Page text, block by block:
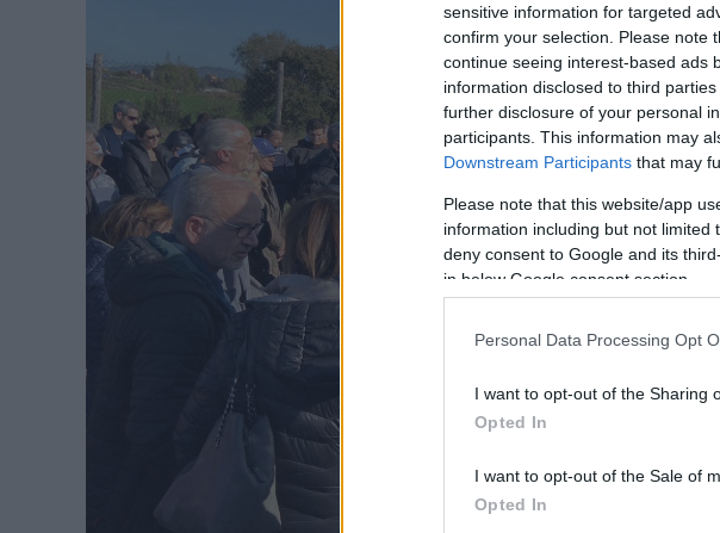
sensitive information for targeted
confirm your selection. Please note
continue seeing interest-based ads
information disclosed to third
further disclosure of your personal
participants. This information may
Downstream Participants that may
Please note that this website/app
information including but not limited
deny consent to Google and its
in below Google consent section.
Personal Data Processing Opt
I want to opt-out of the Sharing
Opted In
I want to opt-out of the Sale of
Opted In